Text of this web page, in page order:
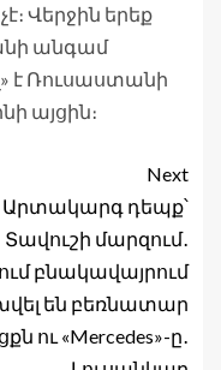
Վերջին երեք
անգամ
է Ռուսաստանի
այցին։
Next
Արտակարգ դեպք՝
Տավուշի մարզում․
բնակավայրում
են բեռնատար
ու «Mercedes»-ը․